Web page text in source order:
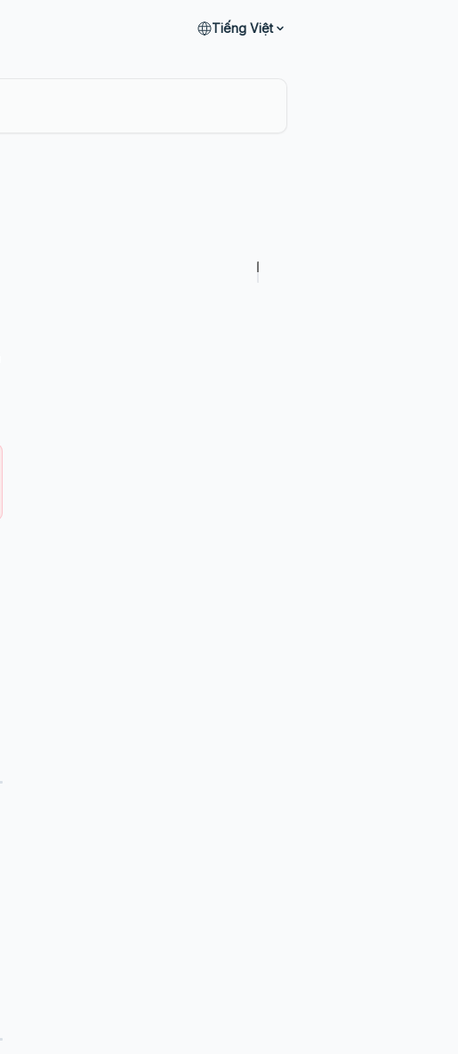
Tiếng Việt